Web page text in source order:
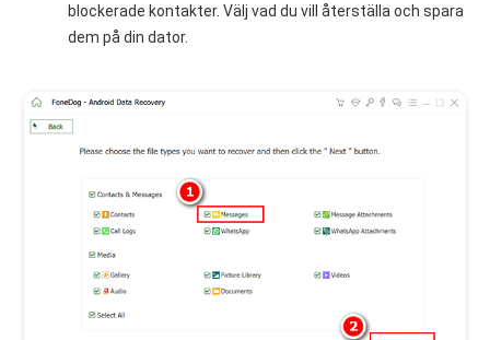
blockerade kontakter. Välj vad du vill återställa och spara
dem på din dator.